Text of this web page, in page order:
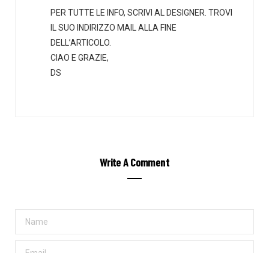
PER TUTTE LE INFO, SCRIVI AL DESIGNER. TROVI
IL SUO INDIRIZZO MAIL ALLA FINE
DELL’ARTICOLO.
CIAO E GRAZIE,
DS
Write A Comment